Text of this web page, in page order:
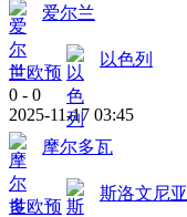
爱尔兰
世欧预
以色列
0 - 0
2025-11-17 03:45
摩尔多瓦
世欧预
斯洛文尼亚